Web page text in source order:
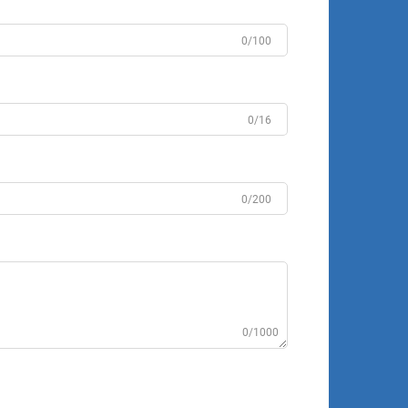
0/100
0/16
0/200
0/1000